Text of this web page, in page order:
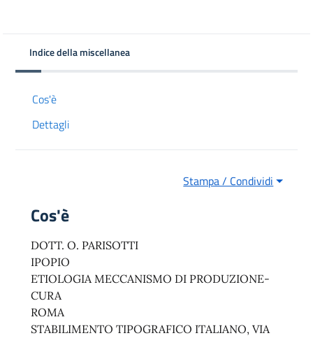
Indice della miscellanea
Cos'è
Dettagli
Stampa / Condividi
Cos'è
DOTT. O. PARISOTTI
IPOPIO
ETIOLOGIA MECCANISMO DI PRODUZIONE-
CURA
ROMA
STABILIMENTO TIPOGRAFICO ITALIANO, VIA